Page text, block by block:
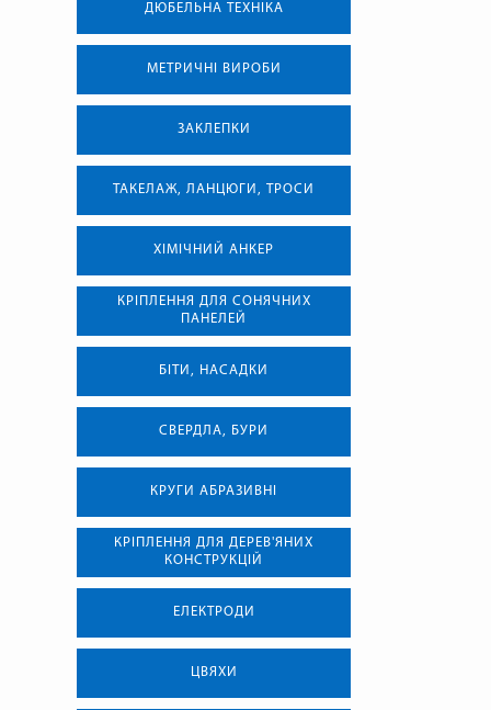
ДЮБЕЛЬНА ТЕХНІКА
МЕТРИЧНІ ВИРОБИ
ЗАКЛЕПКИ
ТАКЕЛАЖ, ЛАНЦЮГИ, ТРОСИ
ХІМІЧНИЙ АНКЕР
КРІПЛЕННЯ ДЛЯ СОНЯЧНИХ
ПАНЕЛЕЙ
БІТИ, НАСАДКИ
СВЕРДЛА, БУРИ
КРУГИ АБРАЗИВНІ
КРІПЛЕННЯ ДЛЯ ДЕРЕВ'ЯНИХ
КОНСТРУКЦІЙ
ЕЛЕКТРОДИ
ЦВЯХИ